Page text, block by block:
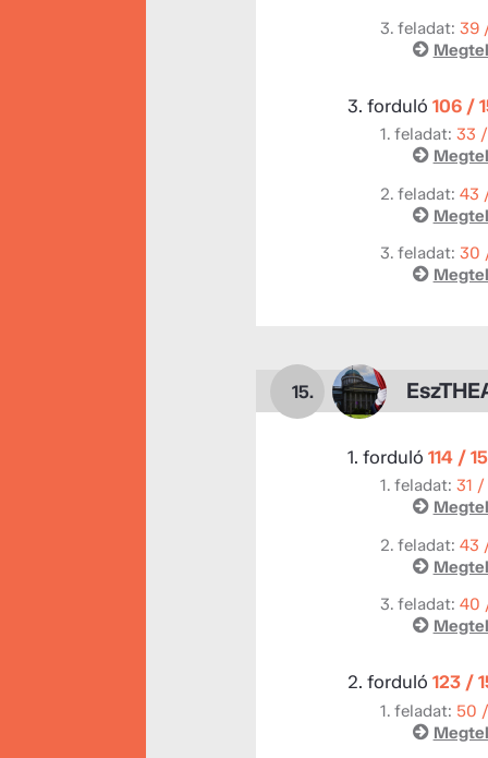
3. feladat: 39
3. forduló 106 /
1. feladat: 33
2. feladat: 43
3. feladat: 30
15.
1. forduló 114 /
1. feladat: 31
2. feladat: 43
3. feladat: 40
2. forduló 123 /
1. feladat: 50